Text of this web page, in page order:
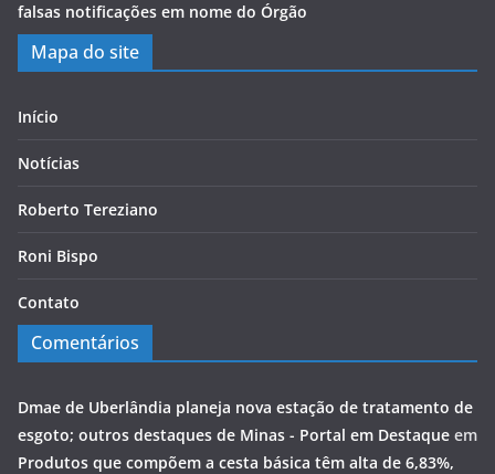
falsas notificações em nome do Órgão
Mapa do site
Início
Notícias
Roberto Tereziano
Roni Bispo
Contato
Comentários
Dmae de Uberlândia planeja nova estação de tratamento de
esgoto; outros destaques de Minas - Portal em Destaque em
Produtos que compõem a cesta básica têm alta de 6,83%,